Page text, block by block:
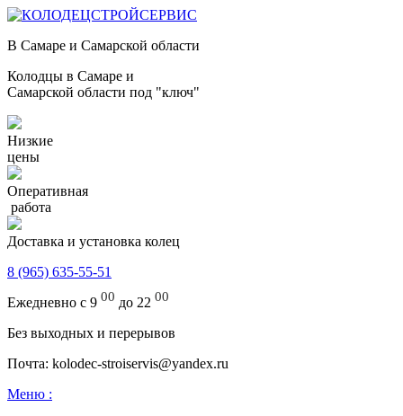
В Самаре и Самарской области
Колодцы в Самаре и
Самарской области под "ключ"
Низкие
цены
Оперативная
работа
Доставка и установка колец
8 (965) 635-55-51
Ежедневно с 9 00 до 22 00
Без выходных и перерывов
Почта: kolodec-stroiservis@yandex.ru
Меню :